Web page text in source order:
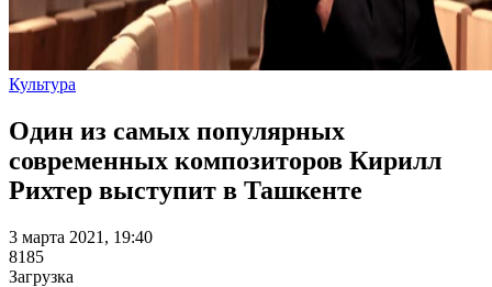
Культура
Один из самых популярных
современных композиторов Кирилл
Рихтер выступит в Ташкенте
3 марта 2021, 19:40
8185
Загрузка